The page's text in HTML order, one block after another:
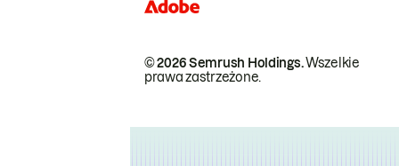
© 2026 Semrush Holdings.Wszelkie
prawa zastrzeżone.